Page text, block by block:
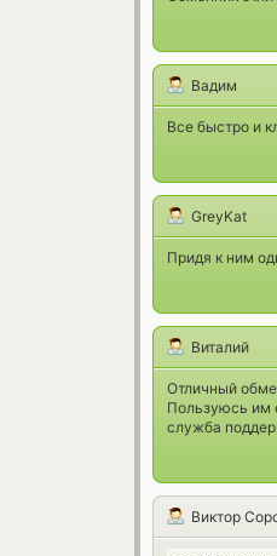
Вадим
Все быстро и
GreyKat
Придя к ним
Виталий
Отличный
Пользуюсь им
служба
Виктор